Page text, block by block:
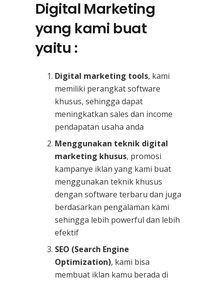
Digital Marketing
yang kami buat
yaitu :
Digital marketing tools, kami
memiliki perangkat software
khusus, sehingga dapat
meningkatkan sales dan income
pendapatan usaha anda
Menggunakan teknik digital
marketing khusus, promosi
kampanye iklan yang kami buat
menggunakan teknik khusus
dengan software terbaru dan juga
berdasarkan pengalaman kami
sehingga lebih powerful dan lebih
efektif
SEO (Search Engine
Optimization), kami bisa
membuat iklan kamu berada di